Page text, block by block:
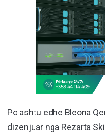
Po ashtu edhe Bleona
dizenjuar nga Rezarta